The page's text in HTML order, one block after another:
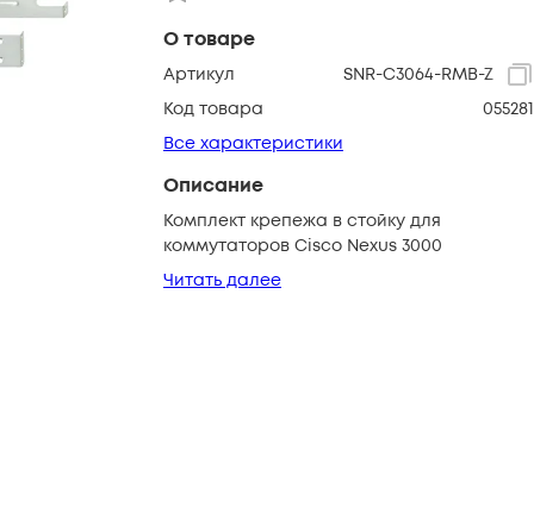
О товаре
Артикул
SNR-C3064-RMB-Z
Код товара
055281
Все характеристики
Описание
Комплект крепежа в стойку для
коммутаторов Cisco Nexus 3000
Читать далее